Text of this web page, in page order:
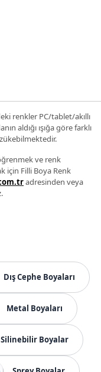
renkler PC/tablet/akıllı
aldığı ışığa göre farklı
ve renk
için Filli Boya Renk
adresinden veya
Dış Cephe Boyaları
Metal Boyaları
Silinebilir Boyalar